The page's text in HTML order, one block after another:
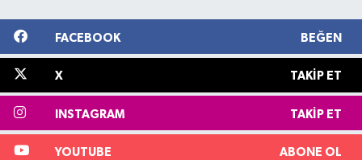
FACEBOOK BEĞEN
X TAKIP ET
INSTAGRAM TAKIP ET
YOUTUBE ABONE OL